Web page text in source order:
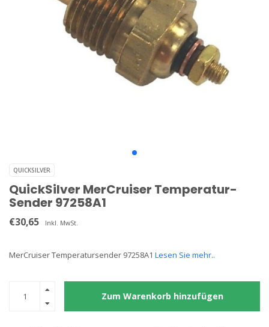
QUICKSILVER
QuickSilver MerCruiser Temperatur-
Sender 97258A1
€30,65 Inkl. MwSt.
MerCruiser Temperatursender 97258A1 Lesen Sie mehr..
Zum Warenkorb hinzufügen